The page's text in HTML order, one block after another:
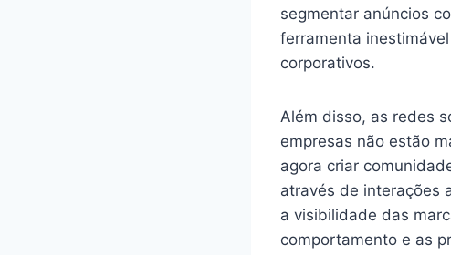
segmentar anúncios
ferramenta
corporativos.
Além disso, as redes
empresas não estão
agora criar
através de interações
a visibilidade das
comportamento e as